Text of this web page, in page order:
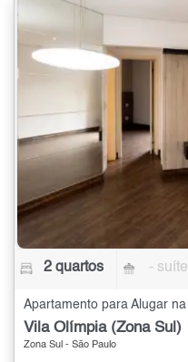
2 quartos - suíte
Vila Olímpia (Zona Sul)
Zona Sul - São Paulo